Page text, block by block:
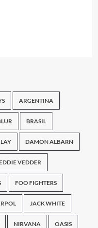
ARGENTINA
BRASIL
DAMON ALBARN
EDDIE VEDDER
FOO FIGHTERS
JACK WHITE
NIRVANA OASIS